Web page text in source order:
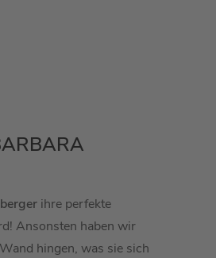
S
ihre perfekte
Ansonsten haben wir
hingen, was sie sich